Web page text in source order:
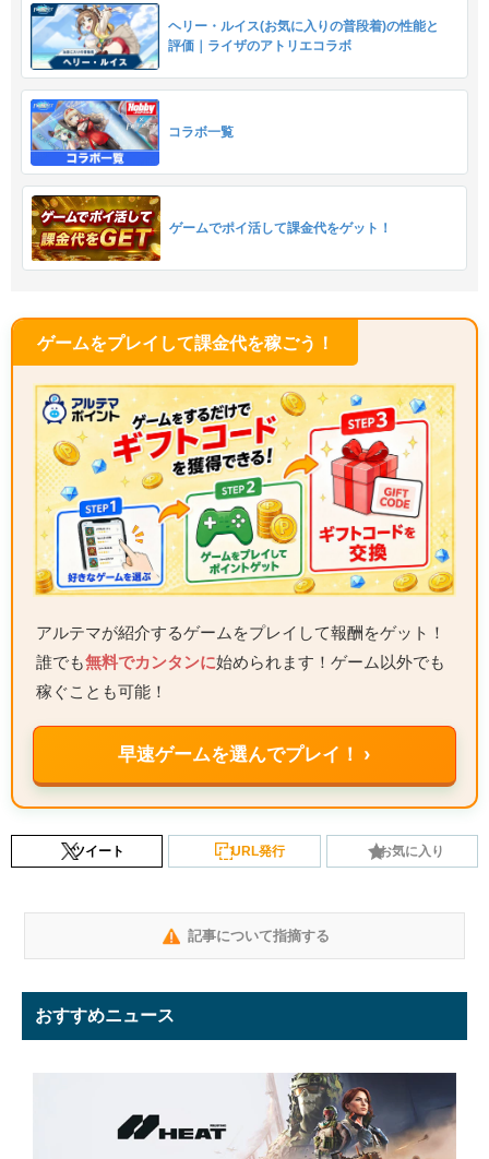
ヘリー・ルイス(お気に入りの普段着)の性能と
評価｜ライザのアトリエコラボ
コラボ一覧
ゲームでポイ活して課金代をゲット！
ゲームをプレイして課金代を稼ごう！
アルテマが紹介するゲームをプレイして報酬をゲット！
誰でも無料でカンタンに始められます！ゲーム以外でも
稼ぐことも可能！
早速ゲームを選んでプレイ！ ›
ツイート URL発行 お気に入り
記事について指摘する
おすすめニュース